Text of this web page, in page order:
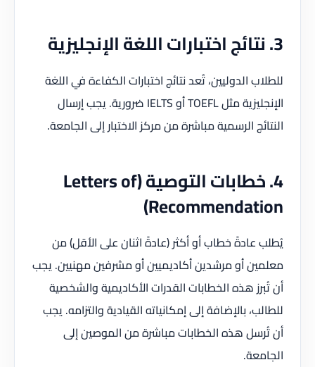
3. نتائج اختبارات اللغة الإنجليزية
للطلاب الدوليين، تُعد نتائج اختبارات الكفاءة في اللغة
الإنجليزية مثل TOEFL أو IELTS ضرورية. يجب إرسال
النتائج الرسمية مباشرة من مركز الاختبار إلى الجامعة.
4. خطابات التوصية (Letters of
Recommendation)
يُطلب عادةً خطاب أو أكثر (عادةً اثنان على الأقل) من
معلمين أو مرشدين أكاديميين أو مشرفين مهنيين. يجب
أن تُبرز هذه الخطابات القدرات الأكاديمية والشخصية
للطالب، بالإضافة إلى إمكانياته القيادية والتزامه. يجب
أن تُرسل هذه الخطابات مباشرة من الموصين إلى
الجامعة.